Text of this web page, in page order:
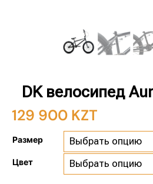
DK велосипед
129 900 KZT
Размер
Цвет